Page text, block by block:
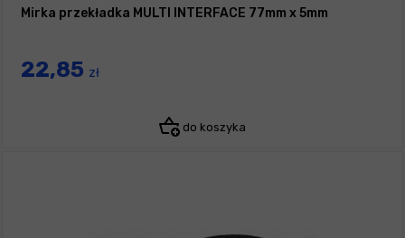
Mirka przekładka MULTI INTERFACE 77mm x 5mm
22,85 zł
do koszyka